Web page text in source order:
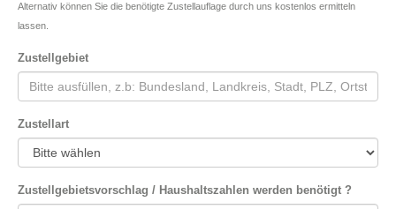
Alternativ können Sie die benötigte Zustellauflage durch uns kostenlos ermitteln
lassen.
Zustellgebiet
Zustellart
Zustellgebietsvorschlag / Haushaltszahlen werden benötigt ?